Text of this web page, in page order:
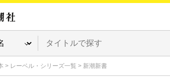
> レーベル・シリーズ一覧 > 新潮新書